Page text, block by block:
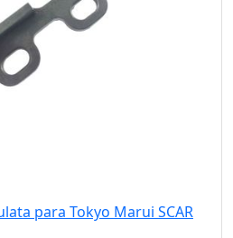
para Tokyo Marui SCAR